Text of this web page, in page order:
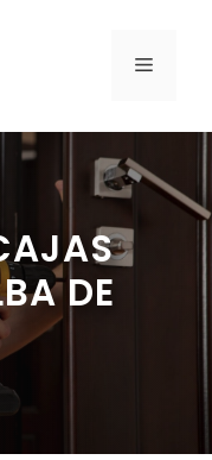
MENÚ
DE